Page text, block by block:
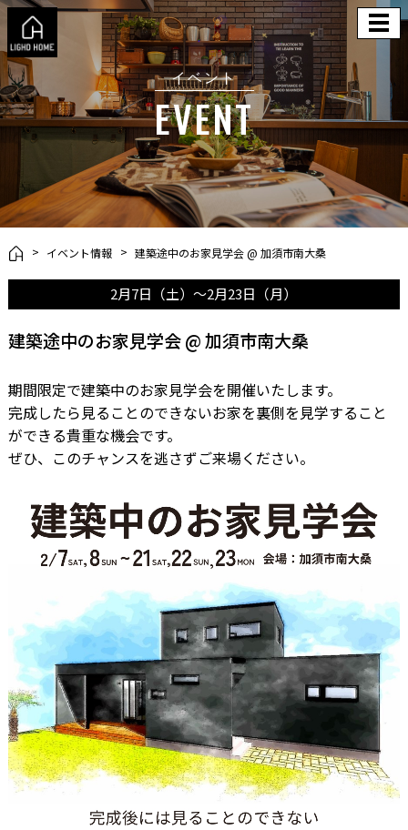
イベント
EVENT
イベント情報 建築途中のお家見学会 @ 加須市南大桑
2月7日（土）～2月23日（月）
建築途中のお家見学会 @ 加須市南大桑
期間限定で建築中のお家見学会を開催いたします。
完成したら見ることのできないお家を裏側を見学すること
ができる貴重な機会です。
ぜひ、このチャンスを逃さずご来場ください。